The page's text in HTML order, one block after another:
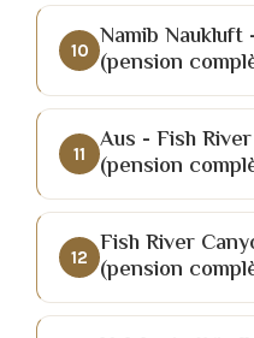
10 Namib Naukluft
(pension
11 Aus - Fish
(pension
12 Fish River
(pension